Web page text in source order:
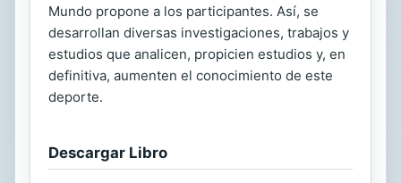
Mundo propone a los participantes. Así, se
desarrollan diversas investigaciones, trabajos y
estudios que analicen, propicien estudios y, en
definitiva, aumenten el conocimiento de este
deporte.
Descargar Libro